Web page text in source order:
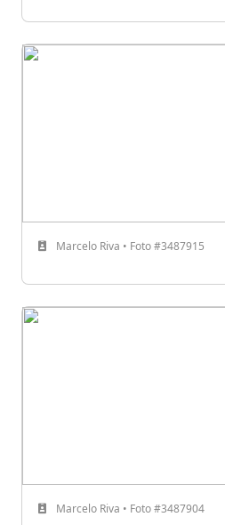
Marcelo Riva • Foto #3487915
Marcelo Riva • Foto #3487904